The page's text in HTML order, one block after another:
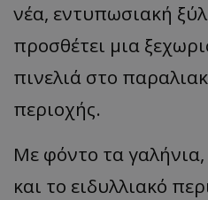
νέα, εντυπωσιακή
προσθέτει μια
πινελιά στο
περιοχής.
Με φόντο τα
και το ειδυλλιακό
ASP.NET_SessionId